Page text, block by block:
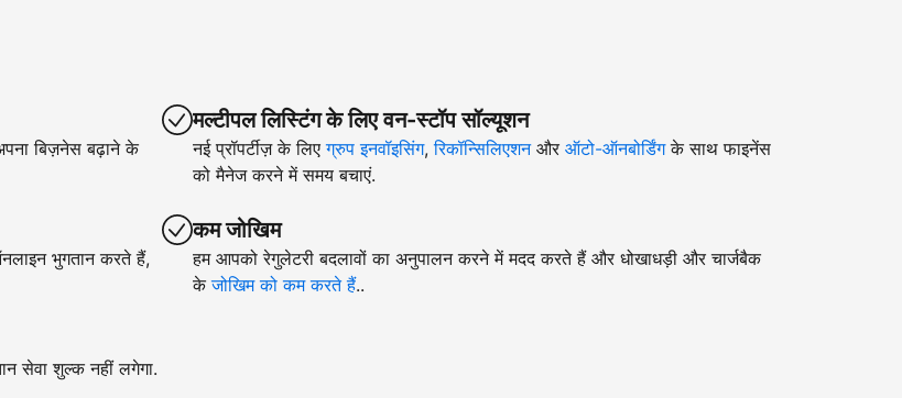
बिज़नेस बढ़ाने के
भुगतान करते हैं,
सेवा शुल्क नहीं लगेगा.
मल्टीपल लिस्टिंग के लिए वन-स्टॉप सॉल्यूशन
नई प्रॉपर्टीज़ के लिएग्रुप इनवॉइसिंग,रिकॉन्सिलिएशनऔर ऑटो-ऑनबोर्डिंगके साथ फाइनेंस
को मैनेज करने में समय बचाएं.
कम जोखिम
हम आपको रेगुलेटरी बदलावों का अनुपालन करने में मदद करते हैं और धोखाधड़ी और चार्जबैक
केजोखिम को कम करते हैं..